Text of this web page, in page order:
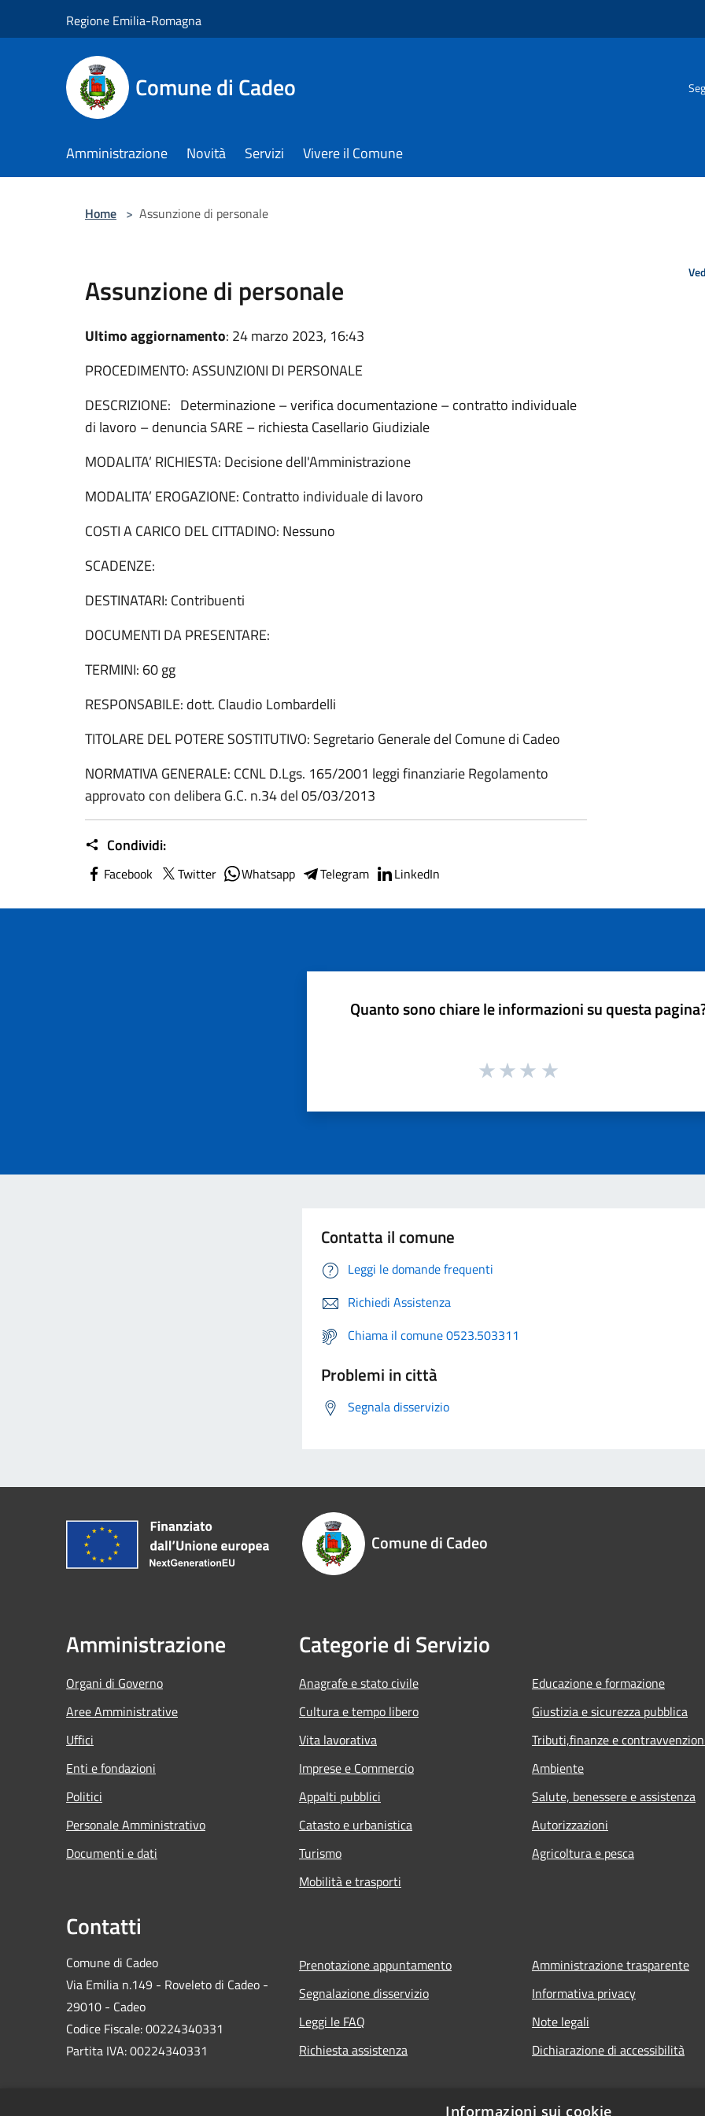
Regione Emilia-Romagna
Comune di Cadeo
Amministrazione Novità Servizi Vivere il Comune
Home > Assunzione di personale
Assunzione di personale
Ultimo aggiornamento: 24 marzo 2023, 16:43
PROCEDIMENTO: ASSUNZIONI DI PERSONALE
DESCRIZIONE: Determinazione – verifica documentazione – contratto individuale
di lavoro – denuncia SARE – richiesta Casellario Giudiziale
MODALITA’ RICHIESTA: Decisione dell'Amministrazione
MODALITA’ EROGAZIONE: Contratto individuale di lavoro
COSTI A CARICO DEL CITTADINO: Nessuno
SCADENZE:
DESTINATARI: Contribuenti
DOCUMENTI DA PRESENTARE:
TERMINI: 60 gg
RESPONSABILE: dott. Claudio Lombardelli
TITOLARE DEL POTERE SOSTITUTIVO: Segretario Generale del Comune di Cadeo
NORMATIVA GENERALE: CCNL D.Lgs. 165/2001 leggi finanziarie Regolamento
approvato con delibera G.C. n.34 del 05/03/2013
Condividi:
Facebook Twitter Whatsapp Telegram LinkedIn
Quanto sono chiare le informazioni su questa
Contatta il comune
Leggi le domande frequenti
Richiedi Assistenza
Chiama il comune 0523.503311
Problemi in città
Segnala disservizio
Comune di Cadeo
Amministrazione
Organi di Governo
Aree Amministrative
Uffici
Enti e fondazioni
Politici
Personale Amministrativo
Documenti e dati
Categorie di Servizio
Anagrafe e stato civile
Cultura e tempo libero
Vita lavorativa
Imprese e Commercio
Appalti pubblici
Catasto e urbanistica
Turismo
Mobilità e trasporti
Educazione e formazione
Giustizia e sicurezza pubblica
Tributi,finanze e
Ambiente
Salute, benessere e assistenza
Autorizzazioni
Agricoltura e pesca
Contatti
Comune di Cadeo
Via Emilia n.149 - Roveleto di Cadeo -
29010 - Cadeo
Codice Fiscale: 00224340331
Partita IVA: 00224340331
Prenotazione appuntamento
Segnalazione disservizio
Leggi le FAQ
Richiesta assistenza
Amministrazione trasparente
Informativa privacy
Note legali
Dichiarazione di accessibilità
Informazioni sui cookie